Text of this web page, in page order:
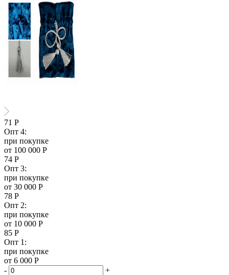
71 Р
Опт 4:
при покупке
от 100 000 Р
74 Р
Опт 3:
при покупке
от 30 000 Р
78 Р
Опт 2:
при покупке
от 10 000 Р
85 Р
Опт 1:
при покупке
от 6 000 Р
-
+